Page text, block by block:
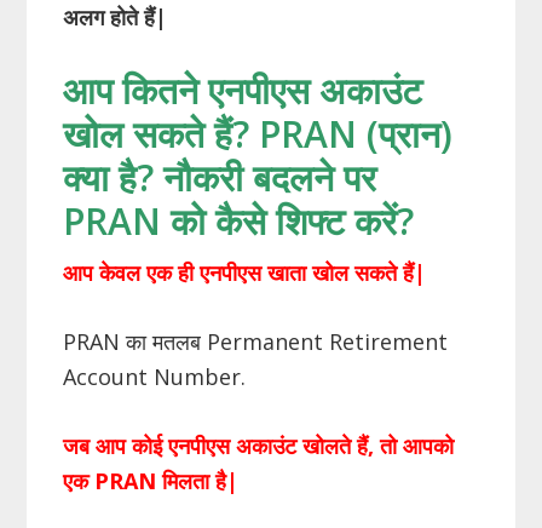
अलग होते हैं|
आप कितने एनपीएस अकाउंट
खोल सकते हैं? PRAN (प्रान)
क्या है? नौकरी बदलने पर
PRAN को कैसे शिफ्ट करें?
आप केवल एक ही एनपीएस खाता खोल सकते हैं|
PRAN का मतलब Permanent Retirement
Account Number.
जब आप कोई एनपीएस अकाउंट खोलते हैं, तो आपको
एक PRAN मिलता है|